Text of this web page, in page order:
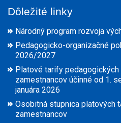
Dôležité linky
Národný program rozvoja
Pedagogicko-organizačné
2026/2027
Platové tarify
zamestnancov účinné od 1.
januára 2026
Osobitná stupnica platových
zamestnancov